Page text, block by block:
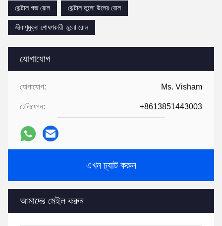
যোগাযোগ
যোগাযোগ: Ms. Visham
টেলিফোন: +8613851443003
এখন চ্যাট করুন
আমাদের মেইল করুন
ডেন্টাল গজ রোল
ডেন্টাল তুলো উলের রোল
জীবাণুমুক্ত শোষণকারী তুলো রোল